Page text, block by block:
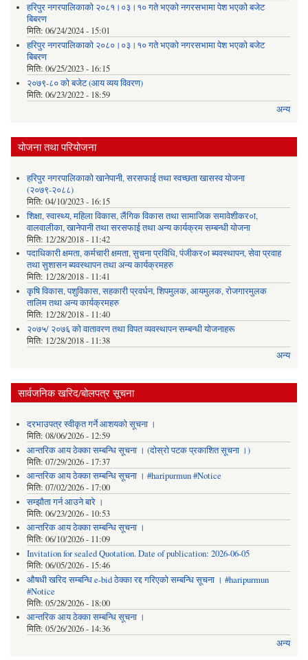
हरिपुर नगरपालिकाको २०८१।०३।१० गते भएको नगरसभामा पेश भएको बजेट
बिबरण
मिति: 06/24/2024 - 15:01
हरिपुर नगरपालिकाको २०८०।०३।१० गते भएको नगरसभामा पेश भएको बजेट
बिबरण
मिति: 06/25/2023 - 16:15
२०७९-८० को बजेट (आय व्यय विवरण)
मिति: 06/23/2022 - 18:59
अन्य
योजना तथा परियोजना
हरिपुर नगरपालिकाको खानेपानी, सरसफाई तथा स्वच्छता खासस्व योजना
(२०७९-२०८८)
मिति: 04/10/2023 - 16:15
शिक्षा, स्वास्थ्य, महिला विकास, लैंगिक विकास तथा सामाजिक समावेशीकर०ा,
वालवालीका, खानेपानी तथा सरसफाई तथा अन्य कार्यक्रम सम्बन्धी योजना
मिति: 12/28/2018 - 11:42
पदाधिकारी क्षमता, कर्मचारी क्षमता, सुचना प्रविधि, पंजीकर०ा ब्यवस्थापन, सेवा प्रवाह
तथा सुशासन ब्यवस्थापन तथा अन्य कार्यक्रमहरु
मिति: 12/28/2018 - 11:41
कृषि विकास, पशुविकास, सहकारी प्रवर्धन, शिपमुलक, आयमुलक, रोजगारमुलक
तालिम तथा अन्य कार्यक्रमहरु
मिति: 12/28/2018 - 11:40
२०७५/ २०७६ को वातावरण तथा विपत व्यवस्थापन सम्बन्धी योजनाहरू
मिति: 12/28/2018 - 11:38
अन्य
सार्वजनिक खरिद/बोलपत्र सूचना
दरभाउपत्र स्वीकृत गर्ने आशयको सूचना ।
मिति: 08/06/2026 - 12:59
आन्तरिक आय ठेक्का सम्बन्धि सूचना । (दोस्रो पटक प्रकाशित सूचना ।)
मिति: 07/29/2026 - 17:37
आन्तरिक आय ठेक्का सम्बन्धि सूचना । #haripurmun #Notice
मिति: 07/02/2026 - 17:00
सम्झौता गर्न आउने बारे ।
मिति: 06/23/2026 - 10:53
आन्तरिक आय ठेक्का सम्बन्धि सूचना ।
मिति: 06/10/2026 - 11:09
Invitation for sealed Quotation. Date of publication: 2026-06-05
मिति: 06/05/2026 - 15:46
औषधी खरिद सम्बन्धि e-bid ठेक्का रद्द गरिएको सम्बन्धि सूचना । #haripurmun
#Notice
मिति: 05/28/2026 - 18:00
आन्तरिक आय ठेक्का सम्बन्धि सूचना ।
मिति: 05/26/2026 - 14:36
अन्य